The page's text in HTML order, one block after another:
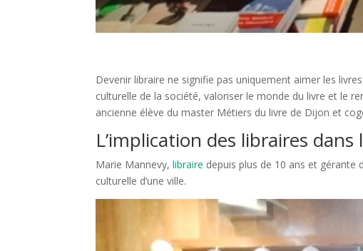
Devenir libraire ne signifie pas uniquement aimer les
culturelle de la société, valoriser le monde du livre et le
ancienne élève du master Métiers du livre de Dijon et
L’implication des libraires
Marie Mannevy,libraire depuis plus de 10 ans et
culturelle d’une ville.